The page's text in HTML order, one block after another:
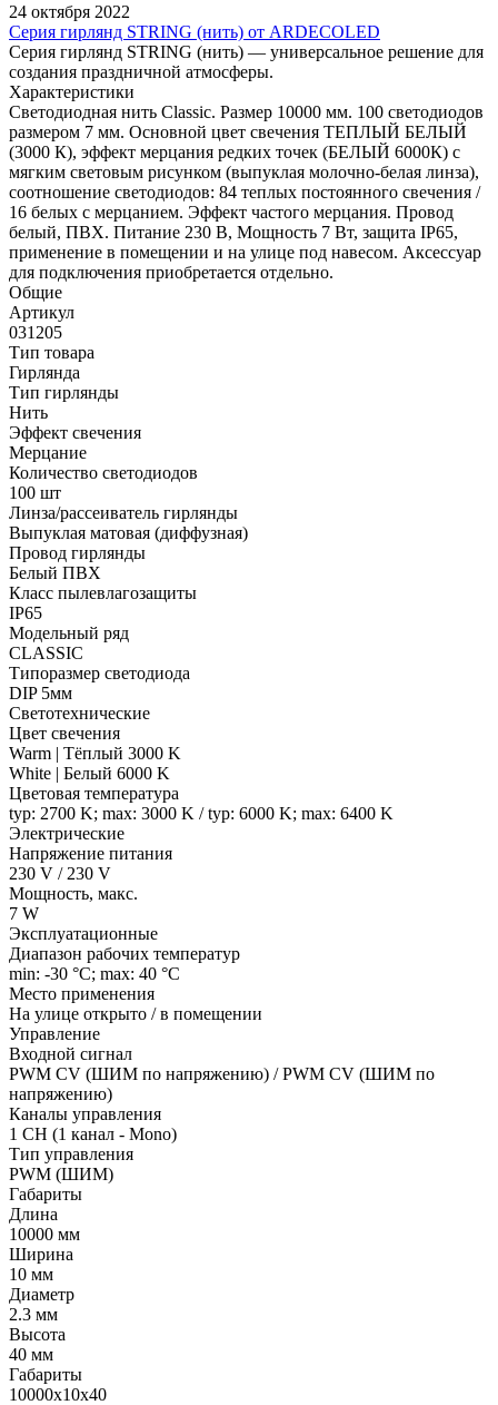
24 октября 2022
Серия гирлянд STRING (нить) от ARDECOLED
Серия гирлянд STRING (нить) — универсальное решение для
создания праздничной атмосферы.
Характеристики
Светодиодная нить Classic. Размер 10000 мм. 100 светодиодов
размером 7 мм. Основной цвет свечения ТЕПЛЫЙ БЕЛЫЙ
(3000 К), эффект мерцания редких точек (БЕЛЫЙ 6000К) с
мягким световым рисунком (выпуклая молочно-белая линза),
соотношение светодиодов: 84 теплых постоянного свечения /
16 белых с мерцанием. Эффект частого мерцания. Провод
белый, ПВХ. Питание 230 В, Мощность 7 Вт, защита IP65,
применение в помещении и на улице под навесом. Аксессуар
для подключения приобретается отдельно.
Общие
Артикул
031205
Тип товара
Гирлянда
Тип гирлянды
Нить
Эффект свечения
Мерцание
Количество светодиодов
100 шт
Линза/рассеиватель гирлянды
Выпуклая матовая (диффузная)
Провод гирлянды
Белый ПВХ
Класс пылевлагозащиты
IP65
Модельный ряд
CLASSIC
Типоразмер светодиода
DIP 5мм
Светотехнические
Цвет свечения
Warm | Тёплый 3000 K
White | Белый 6000 K
Цветовая температура
typ: 2700 K; max: 3000 K / typ: 6000 K; max: 6400 K
Электрические
Напряжение питания
230 V / 230 V
Мощность, макс.
7 W
Эксплуатационные
Диапазон рабочих температур
min: -30 °C; max: 40 °C
Место применения
На улице открыто / в помещении
Управление
Входной сигнал
PWM СV (ШИМ по напряжению) / PWM СV (ШИМ по
напряжению)
Каналы управления
1 CH (1 канал - Mono)
Тип управления
PWM (ШИМ)
Габариты
Длина
10000 мм
Ширина
10 мм
Диаметр
2.3 мм
Высота
40 мм
Габариты
10000x10x40